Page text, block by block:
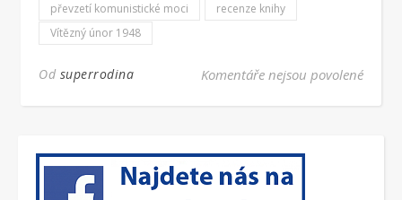
převzetí komunistické moci
recenze knihy
Vítězný únor 1948
Od superrodina Komentáře nejsou povolenéu